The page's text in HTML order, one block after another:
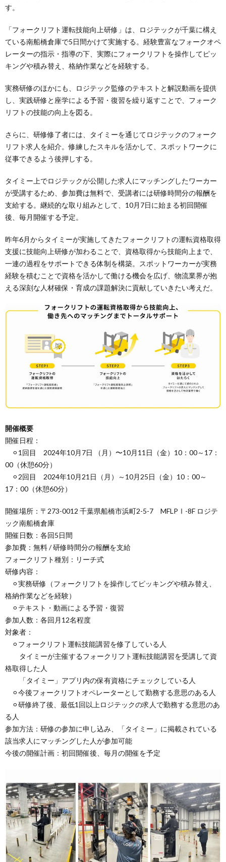
す。
「フォークリフト運転技能向上研修」は、ロジテックが千葉に構え
ている南船橋倉庫で5日間かけて実施する。経験豊富なフォークオペ
レーターの指示・指導の下、実際にフォークリフトを操作してピッ
キングや積み替え、格納作業などを経験する。
実務研修のほかにも、ロジテック監修のテキストと解説動画を提供
し、実践研修と座学による予習・復習を繰り返すことで、フォーク
リフトの技能の向上を図る。
さらに、研修修了者には、タイミーを通じてロジテックのフォーク
リフト求人を紹介。修練したスキルを活かして、スポットワークに
従事できるよう後押しする。
タイミー上でロジテックが公開した求人にマッチングしたワーカー
が受講するため、参加費は無料で、受講者には研修時間分の報酬を
支給する。継続的な取り組みとして、10月7日に始まる初回開催
後、毎月開催する予定。
昨年6月からタイミーが実施してきたフォークリフトの運転資格取得
支援に技能向上研修が加わることで、資格取得から技能向上まで、
一連の過程をサポートできる体制を構築。スポットワーカーが実務
経験を積むことで資格を活かして働ける機会を広げ、物流業界が抱
える深刻な人材確保・育成の課題解決に貢献していきたい考えだ。
開催概要
開催日程：
⚪︎1回目 2024年10月7日 （月）〜10月11日（金）10：00～17：
00（休憩60分）
⚪︎2回目 2024年10月21日（月）～10月25日（金）10：00～
17：00（休憩60分）
開催場所：〒273-0012 千葉県船橋市浜町2-5-7 MFLPⅠ-8F ロジテ
ック南船橋倉庫
開催日数：各回5日間
参加費：無料 / 研修時間分の報酬を支給
フォークリフト種別：リーチ式
研修内容：
⚪︎実務研修（フォークリフトを操作してピッキングや積み替え、
格納作業などを経験）
⚪︎テキスト・動画による予習・復習
参加人数：各回月12名程度
対象者：
⚪︎フォークリフト運転技能講習を修了している人
タイミーが主催するフォークリフト運転技能講習を受講して資
格取得した人
「タイミー」アプリ内の保有資格にチェックしている人
⚪︎今後フォークリフトオペレーターとして勤務する意思のある人
⚪︎研修終了後、最低1回以上ロジテックの求人で勤務する意思のあ
る人
参加方法：研修の参加に申し込み、「タイミー」に掲載されている
該当求人にマッチングした人が参加可能
今後の開催計画：初回開催後、毎月の開催を予定